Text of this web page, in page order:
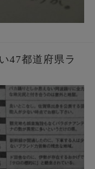
47都道府県ラ